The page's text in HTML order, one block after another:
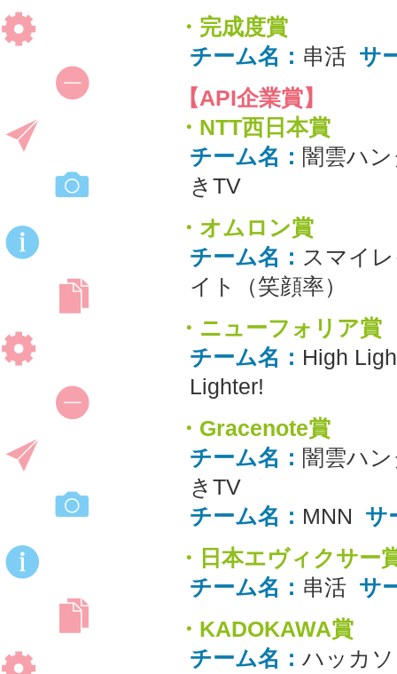
・完成度賞
チーム名： 串活 サ
【API企業賞】
・NTT西日本賞
チーム名： 闇雲ハ
きTV
・オムロン賞
チーム名： スマイ
イト（笑顔率）
・ニューフォリア賞
チーム名： High
Lighter!
・Gracenote賞
チーム名： 闇雲ハ
きTV
チーム名： MNN
サ
・日本エヴィクサー
チーム名： 串活 サ
・KADOKAWA賞
チーム名： ハッカ